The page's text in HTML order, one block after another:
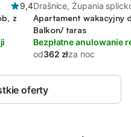
9,4
z
Drašnice, Żupania
dalmatyńska
Apartament wakacyjny
Balkon/ taras
Bezpłatne anulowanie
od362 złza noc
oferty